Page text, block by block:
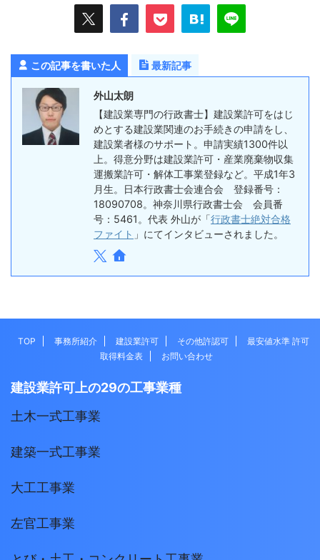
この記事を書いた人 最新記事
外山太朗
【建設業専門の行政書士】建設業許可をはじ
めとする建設業関連のお手続きの申請をし、
建設業者様のサポート。申請実績1300件以
上。得意分野は建設業許可・産業廃棄物収集
運搬業許可・解体工事業登録など。平成1年3
月生。日本行政書士会連合会 登録番号：
18090708。神奈川県行政書士会 会員番
号：5461。代表 外山が「行政書士絶対合格
ファイト 」にてインタビューされました。
TOP 事務所紹介 建設業許可 その他許認可
最安値水準 許可
取得料金表
お問い合わせ
建設業許可上の29の工事業種
土木一式工事業
建築一式工事業
大工工事業
左官工事業